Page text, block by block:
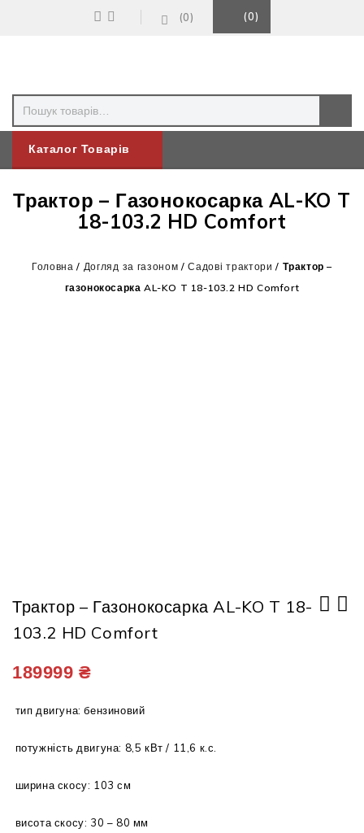
0 0
Каталог Товарів
Трактор – Газонокосарка AL-KO T
18-103.2 HD Comfort
Головна / Догляд за газоном /Садові трактори / Трактор –
газонокосарка AL-KO T 18-103.2 HD Comfort
Трактор – Газонокосарка AL-KO T 18-
103.2 HD Comfort
189999₴
тип двигуна: бензиновий
потужність двигуна: 8,5 кВт / 11,6 к.с.
ширина скосу: 103 см
висота скосу: 30 – 80 мм